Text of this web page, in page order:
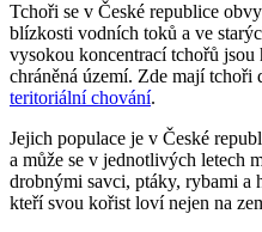
Tchoři se v České republice
blízkosti vodních toků a ve
vysokou koncentrací tchořů jsou
chráněná území. Zde mají tchoři
teritoriální chování.
Jejich populace je v České
a může se v jednotlivých letech
drobnými savci, ptáky, rybami a
kteří svou kořist loví nejen na